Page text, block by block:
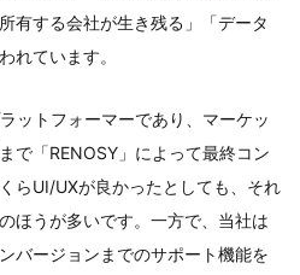
有する会社が生き残る」「データ
れています。
ットフォーマーであり、マーケッ
で「RENOSY」によって最終コン
らUI/UXが良かったとしても、それ
ほうが多いです。一方で、当社は
バージョンまでのサポート機能を